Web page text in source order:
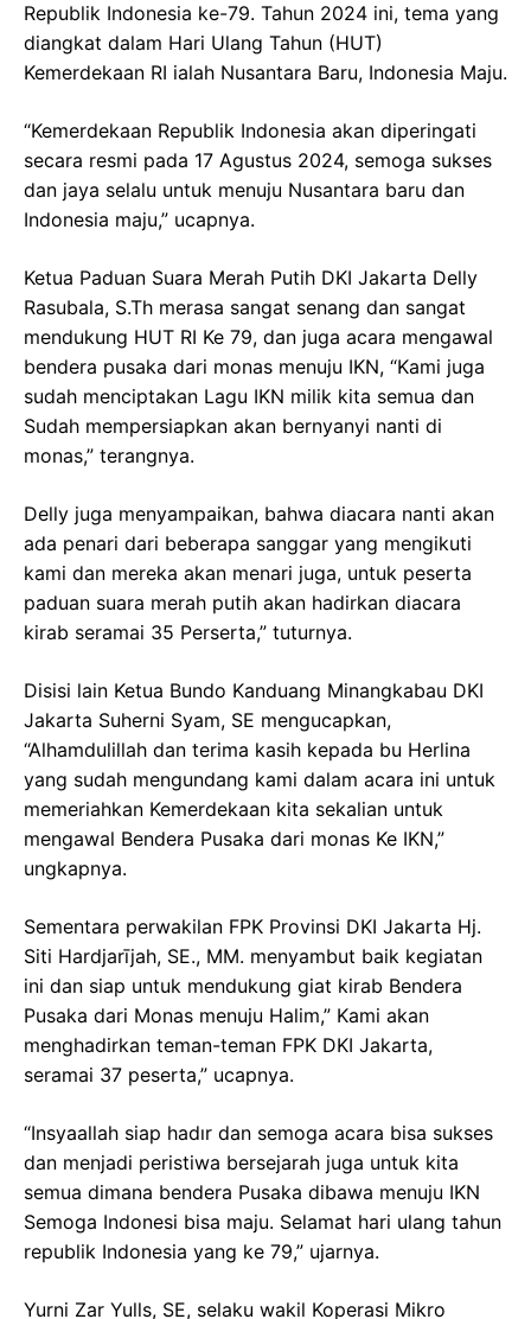
Republik Indonesia ke-79. Tahun 2024 ini, tema yang
diangkat dalam Hari Ulang Tahun (HUT)
Kemerdekaan RI ialah Nusantara Baru, Indonesia Maju.
“Kemerdekaan Republik Indonesia akan diperingati
secara resmi pada 17 Agustus 2024, semoga sukses
dan jaya selalu untuk menuju Nusantara baru dan
Indonesia maju,” ucapnya.
Ketua Paduan Suara Merah Putih DKI Jakarta Delly
Rasubala, S.Th merasa sangat senang dan sangat
mendukung HUT RI Ke 79, dan juga acara mengawal
bendera pusaka dari monas menuju IKN, “Kami juga
sudah menciptakan Lagu IKN milik kita semua dan
Sudah mempersiapkan akan bernyanyi nanti di
monas,” terangnya.
Delly juga menyampaikan, bahwa diacara nanti akan
ada penari dari beberapa sanggar yang mengikuti
kami dan mereka akan menari juga, untuk peserta
paduan suara merah putih akan hadirkan diacara
kirab seramai 35 Perserta,” tuturnya.
Disisi lain Ketua Bundo Kanduang Minangkabau DKI
Jakarta Suherni Syam, SE mengucapkan,
“Alhamdulillah dan terima kasih kepada bu Herlina
yang sudah mengundang kami dalam acara ini untuk
memeriahkan Kemerdekaan kita sekalian untuk
mengawal Bendera Pusaka dari monas Ke IKN,”
ungkapnya.
Sementara perwakilan FPK Provinsi DKI Jakarta Hj.
Siti Hardjarījah, SE., MM. menyambut baik kegiatan
ini dan siap untuk mendukung giat kirab Bendera
Pusaka dari Monas menuju Halim,” Kami akan
menghadirkan teman-teman FPK DKI Jakarta,
seramai 37 peserta,” ucapnya.
“Insyaallah siap hadır dan semoga acara bisa sukses
dan menjadi peristiwa bersejarah juga untuk kita
semua dimana bendera Pusaka dibawa menuju IKN
Semoga Indonesi bisa maju. Selamat hari ulang tahun
republik Indonesia yang ke 79,” ujarnya.
Yurni Zar Yulls, SE, selaku wakil Koperasi Mikro